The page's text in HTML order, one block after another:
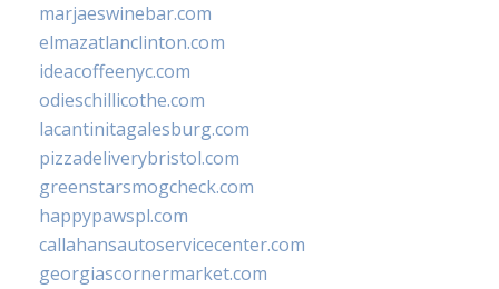
marjaeswinebar.com
elmazatlanclinton.com
ideacoffeenyc.com
odieschillicothe.com
lacantinitagalesburg.com
pizzadeliverybristol.com
greenstarsmogcheck.com
happypawspl.com
callahansautoservicecenter.com
georgiascornermarket.com